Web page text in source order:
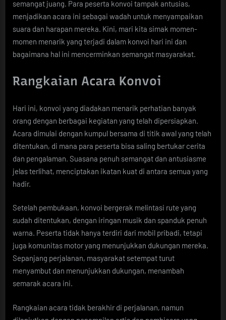
semangat juang. Para peserta konvoi tampak antusias,
menjadikan acara ini sebagai wadah untuk menyampaikan
suara dan harapan mereka. Kini, mari kita simak momen-
momen menarik yang terjadi dalam konvoi hari ini dan
bagaimana hal ini mencerminkan semangat masyarakat.
Rangkaian Acara Konvoi
Hari ini, konvoi yang diadakan menarik perhatian banyak
orang dengan berbagai kegiatan yang telah dipersiapkan.
Acara dimulai dengan kumpul bersama di titik awal yang telah
ditentukan, di mana para peserta bisa saling bertukar cerita
dan pengalaman. Suasana penuh semangat dan antusiasme
jelas terlihat, menciptakan ikatan kuat di antara semua yang
hadir.
Setelah pembukaan, konvoi bergerak melintasi rute yang
sudah ditentukan, dengan iringan musik dan spanduk penuh
warna. Peserta tidak hanya terdiri dari mobil pribadi, tetapi
juga komunitas motor yang menunjukkan dukungan mereka.
Sepanjang perjalanan, masyarakat setempat turut
menyambut dan menunjukkan dukungan, menambah
semarak acara ini.
Rangkaian acara tidak berakhir di perjalanan, namun